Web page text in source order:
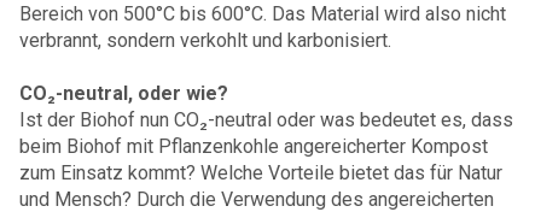
Bereich von 500°C bis 600°C. Das Material wird also nicht
verbrannt, sondern verkohlt und karbonisiert.
CO₂-neutral, oder wie?
Ist der Biohof nun CO₂-neutral oder was bedeutet es, dass
beim Biohof mit Pflanzenkohle angereicherter Kompost
zum Einsatz kommt? Welche Vorteile bietet das für Natur
und Mensch? Durch die Verwendung des angereicherten